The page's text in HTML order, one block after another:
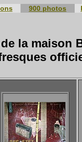
900 photos
la maison